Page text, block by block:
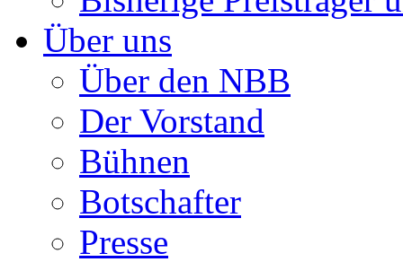
Über uns
Über den NBB
Der Vorstand
Bühnen
Botschafter
Presse